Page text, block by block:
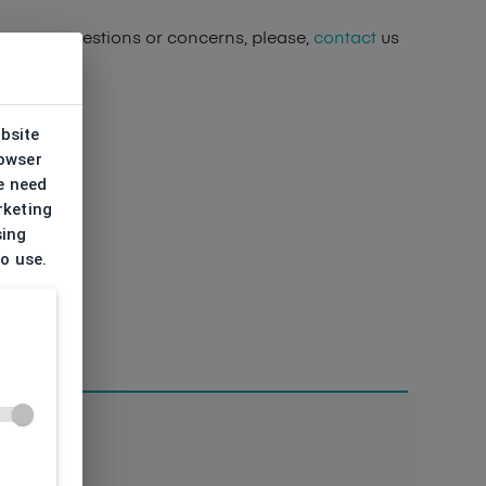
any questions or concerns, please, contactus
need
use.